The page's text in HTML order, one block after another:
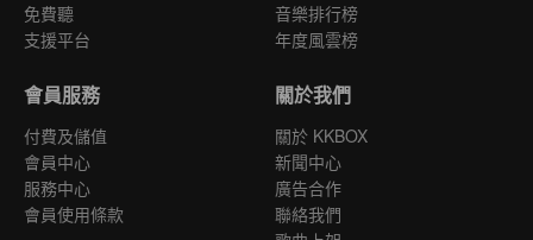
免費聽
支援平台
音樂排行榜
年度風雲榜
會員服務
付費及儲值
會員中心
服務中心
會員使用條款
關於我們
關於 KKBOX
新聞中心
廣告合作
聯絡我們